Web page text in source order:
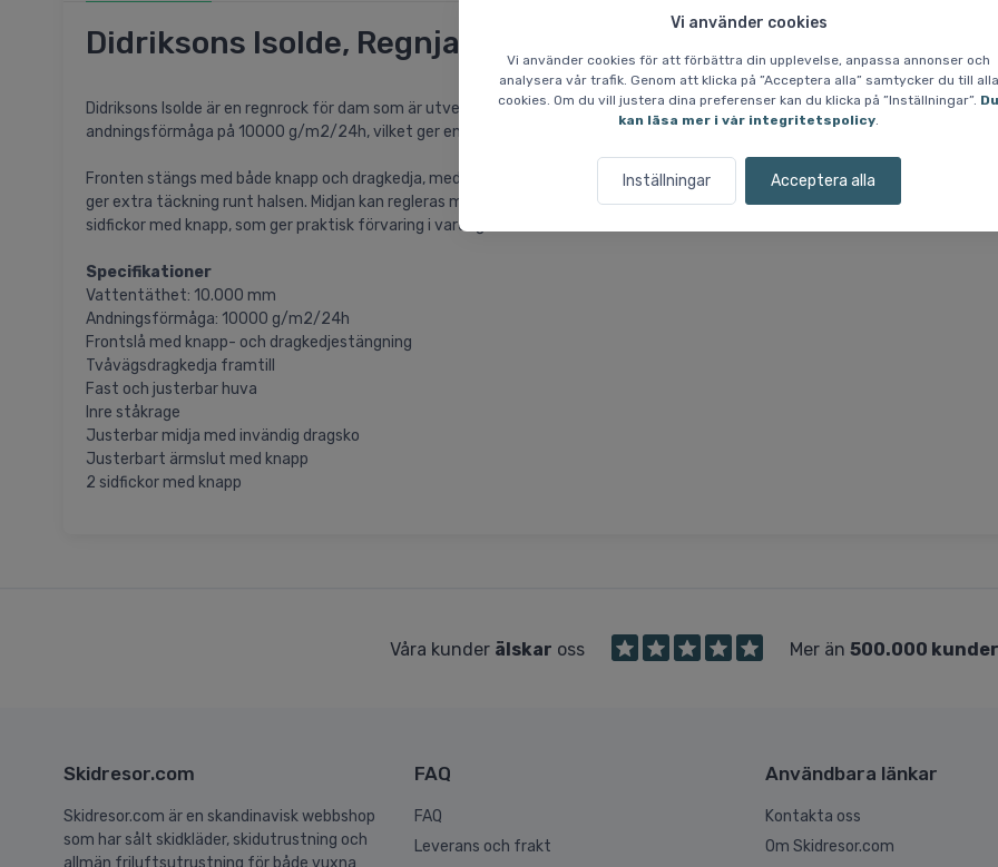
Vi använder cookies
Vi använder cookies för att förbättra din upplevelse, anpassa annonser och
analysera vår trafik. Genom att klicka på ”Acceptera alla” samtycker du till alla
cookies. Om du vill justera dina preferenser kan du klicka på ”Inställningar”. Du
kan läsa mer i vår integritetspolicy.
Inställningar Acceptera alla
Didriksons Isolde, Regnjacka, Dam, Faded Wine
Didriksons Isolde är en regnrock för dam som är utvecklad för våta dagar med fokus på skydd och funktionella detaljer.
andningsförmåga på 10000 g/m2/24h, vilket ger en balanserad kombination av väderskydd och komfort i användning.
Fronten stängs med både knapp och dragkedja, medan den tvåvägsdragkedjan framtill ger en mer flexibel öppning. Huvan är
ger extra täckning runt halsen. Midjan kan regleras med invändig dragsko för en mer anpassad passform, och ärmsluten kan
sidfickor med knapp, som ger praktisk förvaring i vardagen.
Specifikationer
Vattentäthet: 10.000 mm
Andningsförmåga: 10000 g/m2/24h
Frontslå med knapp- och dragkedjestängning
Tvåvägsdragkedja framtill
Fast och justerbar huva
Inre ståkrage
Justerbar midja med invändig dragsko
Justerbart ärmslut med knapp
2 sidfickor med knapp
Våra kunder älskar oss Mer än 500.000 kunder
Skidresor.com
Skidresor.com är en skandinavisk webbshop
som har sålt skidkläder, skidutrustning och
allmän friluftsutrustning för både vuxna
FAQ
FAQ
Leverans och frakt
Användbara länkar
Kontakta oss
Om Skidresor.com